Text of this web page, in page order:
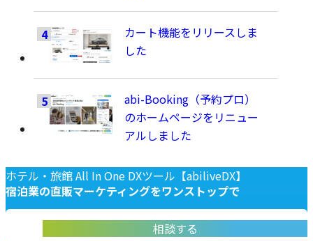
カート機能をリリースしま
した
abi-Booking（予約プロ）
のホームページをリニュー
アルしました
ホテル・旅館 All In One DXツール【abiliveDX】
宿泊業の直販マーケティングをワンストップで
お問い合わせ
abiliveDX導入に関する不明点をお答えします
相談する